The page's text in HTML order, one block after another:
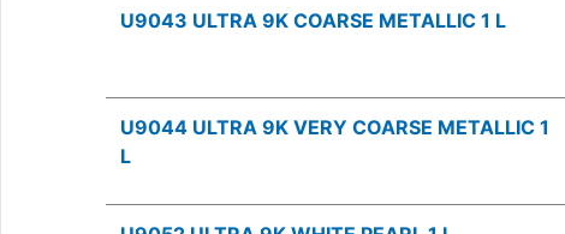
U9043 ULTRA 9K COARSE METALLIC 1 L
U9044 ULTRA 9K VERY COARSE METALLIC 1
L